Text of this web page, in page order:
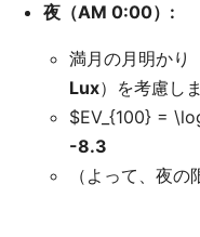
夜（AM 0:00）:
満月の月明かり
Lux）を考慮しま
$EV_{100} =
-8.3
（よって、夜の